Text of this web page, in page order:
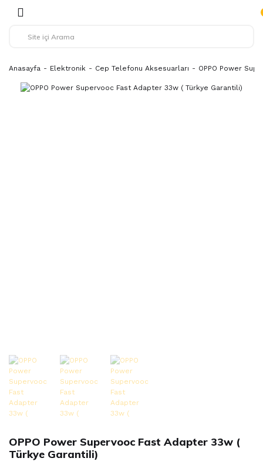
Anasayfa Elektronik Cep Telefonu Aksesuarları OPPO Power
OPPO Power Supervooc Fast Adapter 33w (
Türkye Garantili)